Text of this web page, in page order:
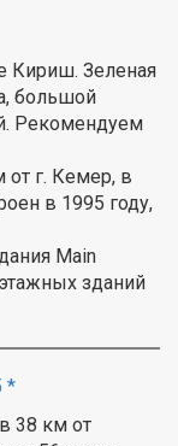
Кириш. Зеленая
большой
Рекомендуем
от г. Кемер, в
в 1995 году,
Мain
зданий
*
38 км от